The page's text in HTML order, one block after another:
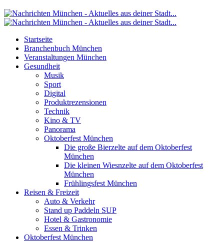
Startseite
Branchenbuch München
Veranstaltungen München
Gesundheit
Musik
Sport
Digital
Produktrezensionen
Technik
Kino & TV
Panorama
Oktoberfest München
Die große Bierzelte auf dem Oktoberfest
München
Die kleinen Wiesnzelte auf dem Oktoberfest
München
Frühlingsfest München
Reisen & Freizeit
Auto & Verkehr
Stand up Paddeln SUP
Hotel & Gastronomie
Essen & Trinken
Oktoberfest München